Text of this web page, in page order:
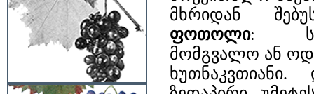
მხრიდან
ფოთოლი:
მომგვალო ან